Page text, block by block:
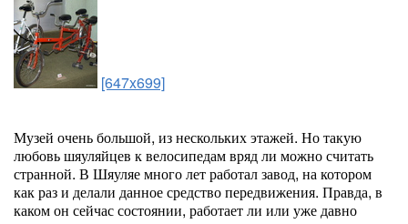
[647x699]
Музей очень большой, из нескольких этажей. Но такую
любовь шяуляйцев к велосипедам вряд ли можно считать
странной. В Шяуляе много лет работал завод, на котором
как раз и делали данное средство передвижения. Правда, в
каком он сейчас состоянии, работает ли или уже давно